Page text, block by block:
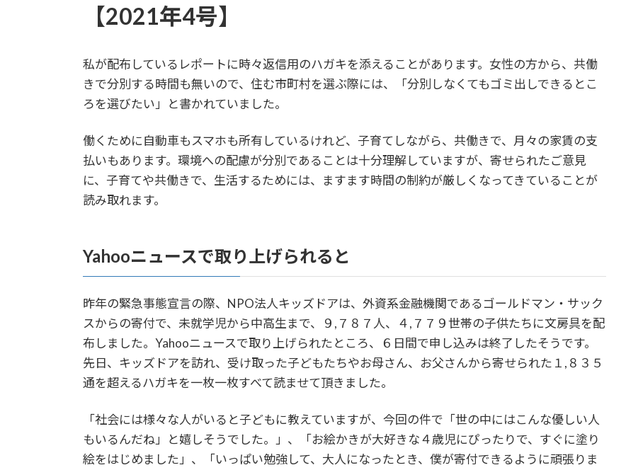
【2021年4号】
私が配布しているレポートに時々返信用のハガキを添えることがあります。女性の方から、共働
きで分別する時間も無いので、住む市町村を選ぶ際には、「分別しなくてもゴミ出しできるとこ
ろを選びたい」と書かれていました。
働くために自動車もスマホも所有しているけれど、子育てしながら、共働きで、月々の家賃の支
払いもあります。環境への配慮が分別であることは十分理解していますが、寄せられたご意見
に、子育てや共働きで、生活するためには、ますます時間の制約が厳しくなってきていることが
読み取れます。
Yahooニュースで取り上げられると
昨年の緊急事態宣言の際、NPO法人キッズドアは、外資系金融機関であるゴールドマン・サック
スからの寄付で、未就学児から中高生まで、９,７８７人、４,７７９世帯の子供たちに文房具を配
布しました。Yahooニュースで取り上げられたところ、６日間で申し込みは終了したそうです。
先日、キッズドアを訪れ、受け取った子どもたちやお母さん、お父さんから寄せられた１,８３５
通を超えるハガキを一枚一枚すべて読ませて頂きました。
「社会には様々な人がいると子どもに教えていますが、今回の件で「世の中にはこんな優しい人
もいるんだね」と嬉しそうでした。」、「お絵かきが大好きな４歳児にぴったりで、すぐに塗り
絵をはじめました」、「いっぱい勉強して、大人になったとき、僕が寄付できるように頑張りま